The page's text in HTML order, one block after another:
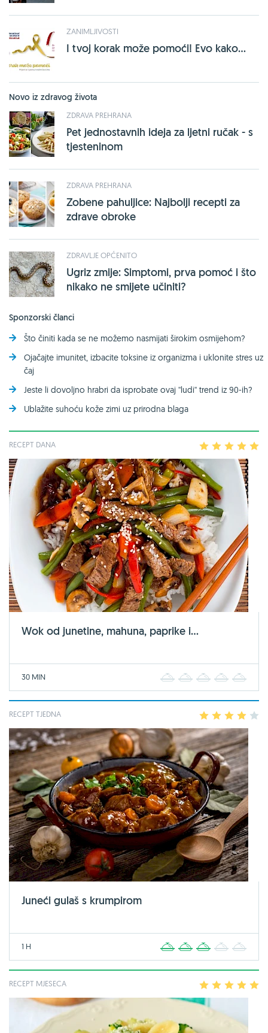
ZANIMLJIVOSTI
I tvoj korak može pomoći! Evo kako...
Novo iz zdravog života
ZDRAVA PREHRANA
Pet jednostavnih ideja za ljetni ručak - s
tjesteninom
ZDRAVA PREHRANA
Zobene pahuljice: Najbolji recepti za
zdrave obroke
ZDRAVLJE OPĆENITO
Ugriz zmije: Simptomi, prva pomoć i što
nikako ne smijete učiniti?
Sponzorski članci
Što činiti kada se ne možemo nasmijati širokim osmijehom?
Ojačajte imunitet, izbacite toksine iz organizma i uklonite stres uz
čaj
Jeste li dovoljno hrabri da isprobate ovaj ''ludi'' trend iz 90-ih?
Ublažite suhoću kože zimi uz prirodna blaga
RECEPT DANA 2 3 4
Wok od junetine, mahuna, paprike i...
30 MIN 2 3 4
RECEPT TJEDNA 2 3 4
Juneći gulaš s krumpirom
1 H 2 3 4
RECEPT MJESECA 2 3 4